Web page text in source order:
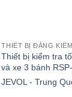
THIẾT BỊ ĐĂNG KIỂM
Thiết bị kiểm tra
và xe 3 bánh
JEVOL - Trung